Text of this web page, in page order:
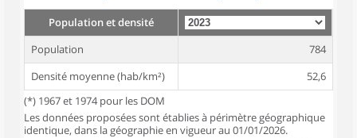
Population et densité
Population
784
Densité moyenne (hab/km²)
52,6
(*) 1967 et 1974 pour les DOM
Les données proposées sont établies à périmètre géographique
identique, dans la géographie en vigueur au 01/01/2026.